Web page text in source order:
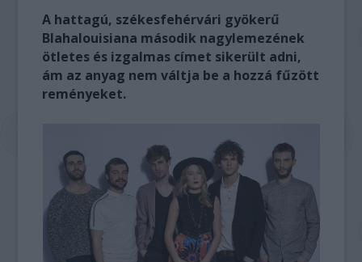
A hattagú, székesfehérvári gyökerű
Blahalouisiana második nagylemezének
ötletes és izgalmas címet sikerült adni,
ám az anyag nem váltja be a hozzá fűzött
reményeket.